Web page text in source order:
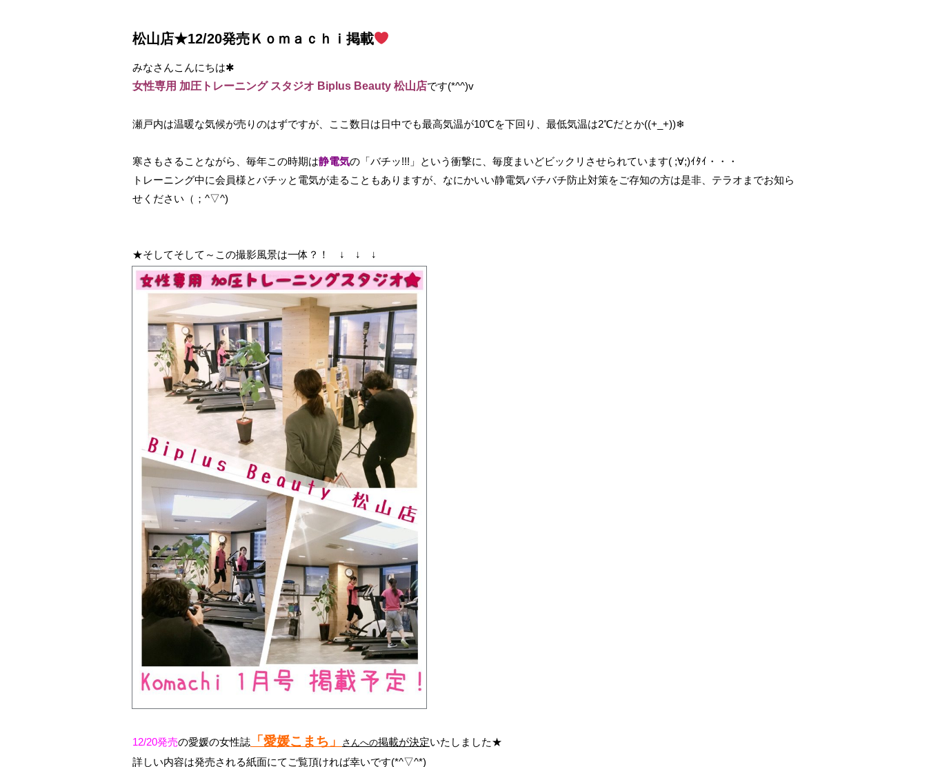
松山店★12/20発売Ｋｏｍａｃｈｉ掲載
みなさんこんにちは✱
女性専用 加圧トレーニング スタジオ Biplus Beauty 松山店です(*^^)v
瀬戸内は温暖な気候が売りのはずですが、ここ数日は日中でも最高気温が10℃を下回り、最低気温は2℃だとか((+_+))❄
寒さもさることながら、毎年この時期は静電気の「バチッ!!!」という衝撃に、毎度まいどビックリさせられています( ;∀;)ｲﾀｲ・・・
トレーニング中に会員様とバチッと電気が走ることもありますが、なにかいい静電気バチバチ防止対策をご存知の方は是非、テラオまでお知ら
せください（；^▽^)
★そしてそして～この撮影風景は一体？！ ↓ ↓ ↓
12/20発売の愛媛の女性誌 「愛媛こまち」 さんへの掲載が決定いたしました★
詳しい内容は発売される紙面にてご覧頂ければ幸いです(*^▽^*)